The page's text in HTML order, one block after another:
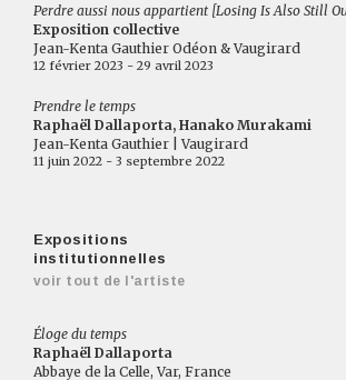
Perdre aussi nous appartient [Losing Is Also Still
Exposition collective
Jean-Kenta Gauthier Odéon & Vaugirard
12 février 2023 - 29 avril 2023
Prendre le temps
Raphaël Dallaporta, Hanako Murakami
Jean-Kenta Gauthier | Vaugirard
11 juin 2022 - 3 septembre 2022
Expositions
institutionnelles
voir tout de l'artiste
Éloge du temps
Raphaël Dallaporta
Abbaye de la Celle, Var, France